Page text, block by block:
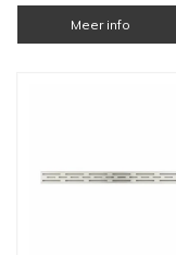
Meer info